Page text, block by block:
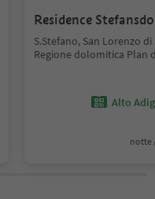
Residence
S.Stefano, San Lorenzo
Regione dolomitica Plan
Alto
notte